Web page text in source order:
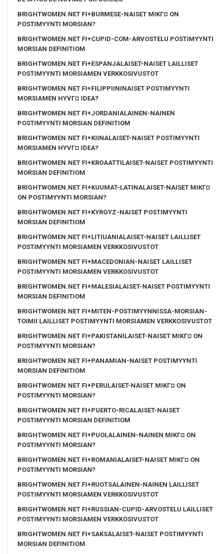
BRIGHTWOMEN.NET FI+BURMESE-NAISET MIKГ¤ ON
POSTIMYYNTI MORSIAN?
BRIGHTWOMEN.NET FI+CUPID-COM-ARVOSTELU POSTIMYYNTI
MORSIAN DEFINITIOM
BRIGHTWOMEN.NET FI+ESPANJALAISET-NAISET LAILLISET
POSTIMYYNTI MORSIAMEN VERKKOSIVUSTOT
BRIGHTWOMEN.NET FI+FILIPPIININAISET POSTIMYYNTI
MORSIAMEN HYVГ¤ IDEA?
BRIGHTWOMEN.NET FI+JORDANIALAINEN-NAINEN
POSTIMYYNTI MORSIAN DEFINITIOM
BRIGHTWOMEN.NET FI+KIINALAISET-NAISET POSTIMYYNTI
MORSIAMEN HYVГ¤ IDEA?
BRIGHTWOMEN.NET FI+KROAATTILAISET-NAISET POSTIMYYNTI
MORSIAN DEFINITIOM
BRIGHTWOMEN.NET FI+KUUMAT-LATINALAISET-NAISET MIKГ¤
ON POSTIMYYNTI MORSIAN?
BRIGHTWOMEN.NET FI+KYRGYZ-NAISET POSTIMYYNTI
MORSIAN DEFINITIOM
BRIGHTWOMEN.NET FI+LITIUANIALAISET-NAISET LAILLISET
POSTIMYYNTI MORSIAMEN VERKKOSIVUSTOT
BRIGHTWOMEN.NET FI+MACEDONIAN-NAISET LAILLISET
POSTIMYYNTI MORSIAMEN VERKKOSIVUSTOT
BRIGHTWOMEN.NET FI+MALESIALAISET-NAISET POSTIMYYNTI
MORSIAN DEFINITIOM
BRIGHTWOMEN.NET FI+MITEN-POSTIMYYNNISSA-MORSIAN-
TOIMII LAILLISET POSTIMYYNTI MORSIAMEN VERKKOSIVUSTOT
BRIGHTWOMEN.NET FI+PAKISTANILAISET-NAISET MIKГ¤ ON
POSTIMYYNTI MORSIAN?
BRIGHTWOMEN.NET FI+PANAMIAN-NAISET POSTIMYYNTI
MORSIAN DEFINITIOM
BRIGHTWOMEN.NET FI+PERULAISET-NAISET MIKГ¤ ON
POSTIMYYNTI MORSIAN?
BRIGHTWOMEN.NET FI+PUERTO-RICALAISET-NAISET
POSTIMYYNTI MORSIAN DEFINITIOM
BRIGHTWOMEN.NET FI+PUOLALAINEN-NAINEN MIKГ¤ ON
POSTIMYYNTI MORSIAN?
BRIGHTWOMEN.NET FI+ROMANIALAISET-NAISET MIKГ¤ ON
POSTIMYYNTI MORSIAN?
BRIGHTWOMEN.NET FI+RUOTSALAINEN-NAINEN LAILLISET
POSTIMYYNTI MORSIAMEN VERKKOSIVUSTOT
BRIGHTWOMEN.NET FI+RUSSIAN-CUPID-ARVOSTELU LAILLISET
POSTIMYYNTI MORSIAMEN VERKKOSIVUSTOT
BRIGHTWOMEN.NET FI+SAKSALAISET-NAISET POSTIMYYNTI
MORSIAN DEFINITIOM